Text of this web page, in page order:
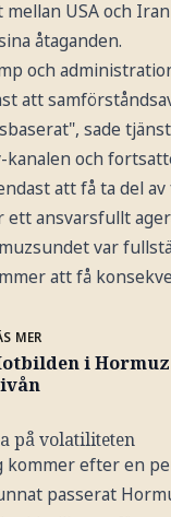
USA och
åtaganden.
och
att
sade
kanalen och
att få ta del
ett ansvarsfullt
var
att få
MER
i
på volatiliteten
kommer efter en
passerat